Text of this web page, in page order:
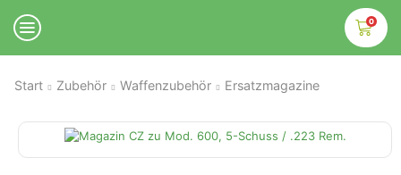
0
Start Zubehör Waffenzubehör Ersatzmagazine